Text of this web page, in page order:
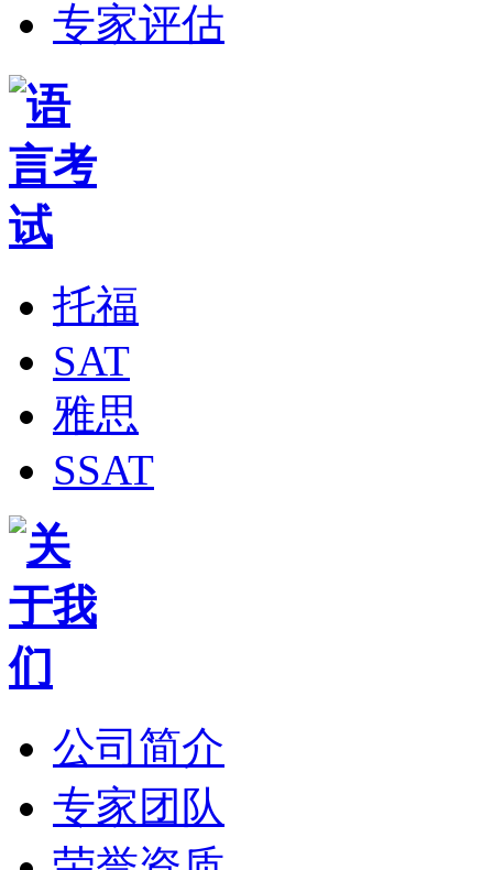
专家评估
托福
SAT
雅思
SSAT
公司简介
专家团队